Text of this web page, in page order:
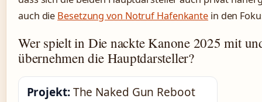
auch die Besetzung von Notruf Hafenkante in den
Wer spielt in Die nackte Kanone 2025 mit
übernehmen die Hauptdarsteller?
Projekt:The Naked Gun Reboot